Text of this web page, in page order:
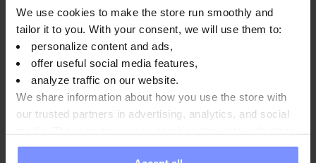
We use cookies to make the store run smoothly and
tailor it to you. With your consent, we will use them to:
personalize content and ads,
offer useful social media features,
analyze traffic on our website.
We share information about how you use the store with
our trusted partners in advertising, analytics, and social
information you have provided to them or that they have
Parametri
Produttore:
Domande e risposte